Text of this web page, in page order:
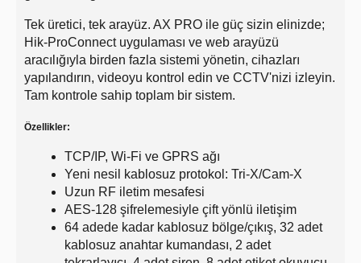
Tek üretici, tek arayüz. AX PRO ile güç sizin elinizde;
Hik-ProConnect uygulaması ve web arayüzü
aracılığıyla birden fazla sistemi yönetin, cihazları
yapılandırın, videoyu kontrol edin ve CCTV'nizi izleyin.
Tam kontrole sahip toplam bir sistem.
Özellikler:
TCP/IP, Wi-Fi ve GPRS ağı
Yeni nesil kablosuz protokol: Tri-X/Cam-X
Uzun RF iletim mesafesi
AES-128 şifrelemesiyle çift yönlü iletişim
64 adede kadar kablosuz bölge/çıkış, 32 adet
kablosuz anahtar kumandası, 2 adet